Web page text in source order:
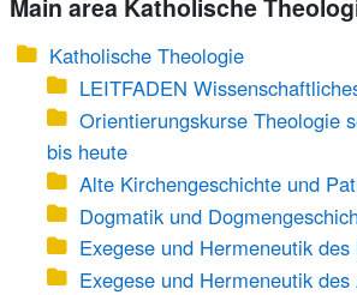
Main area Katholische
Katholische Theologie
LEITFADEN
Orientierungskurse Theologie
bis heute
Alte Kirchengeschichte und
Dogmatik und
Exegese und Hermeneutik des
Exegese und Hermeneutik des